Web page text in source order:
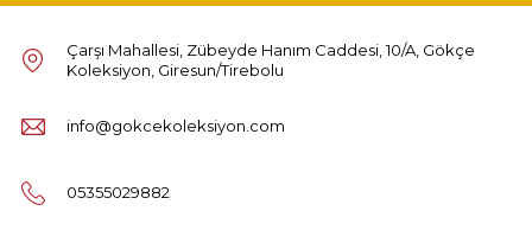
Çarşı Mahallesi, Zübeyde Hanım Caddesi, 10/A, Gökçe
Koleksiyon, Giresun/Tirebolu
info@gokcekoleksiyon.com
05355029882